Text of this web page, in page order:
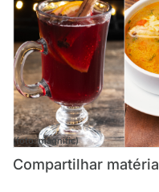
(foto: magnific)
Compartilhar matéria